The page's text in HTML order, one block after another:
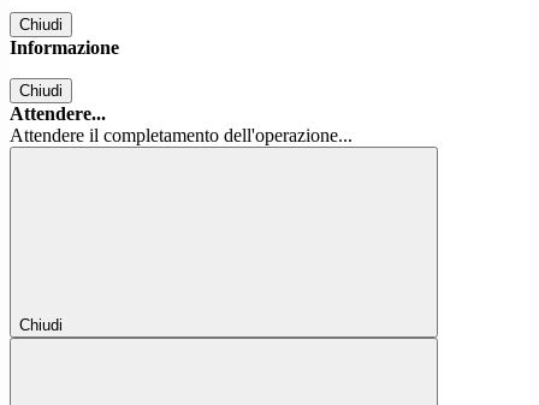
Chiudi
Informazione
Chiudi
Attendere...
Attendere il completamento dell'operazione...
Chiudi